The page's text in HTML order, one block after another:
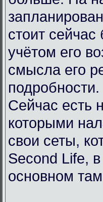
стоит
учётом его
смысла его
подробности.
Сейчас есть
которыми
свои сеты,
Second Life,
основном